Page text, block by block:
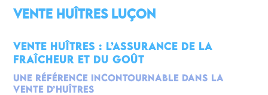
Vente huîtres Luçon
Vente huîtres : L’assurance de la
fraîcheur et du goût
Une référence incontournable dans la
vente d’huîtres